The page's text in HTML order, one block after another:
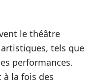
le théâtre
tels que
performances.
la fois des